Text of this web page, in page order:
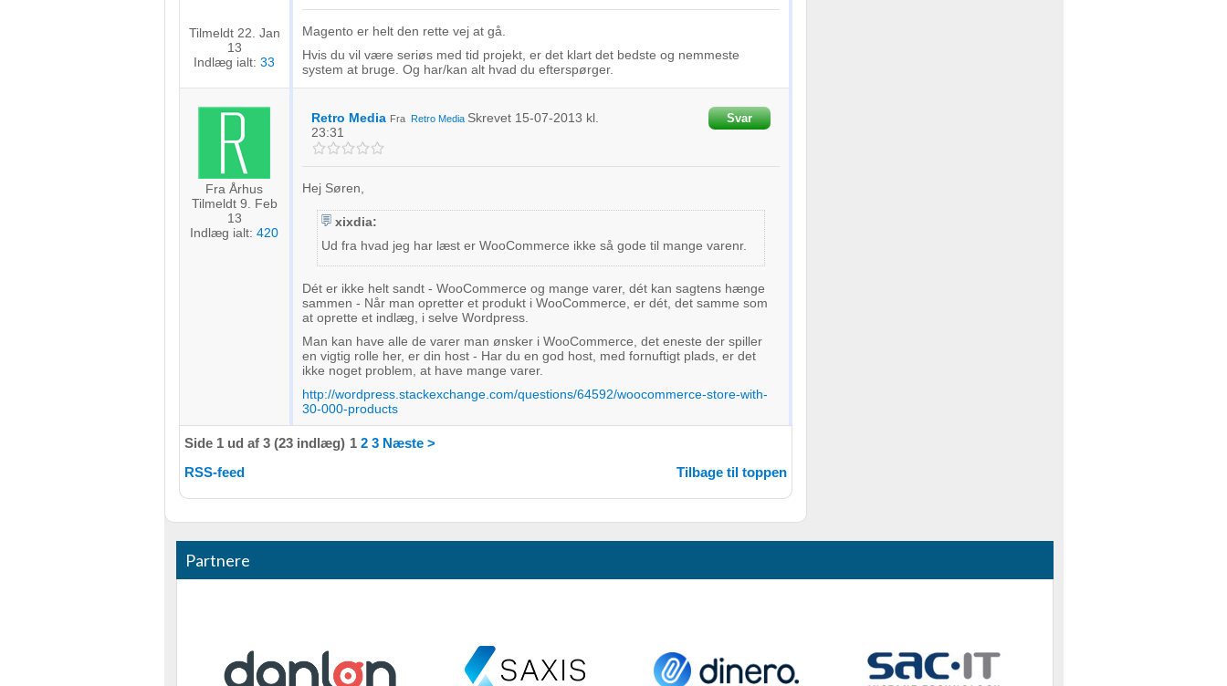
Tilmeldt 22. Jan
13
Indlæg ialt: 33
Magento er helt den rette vej at gå.
Hvis du vil være seriøs med tid projekt, er det klart det bedste og nemmeste
system at bruge. Og har/kan alt hvad du efterspørger.
Fra Århus
Tilmeldt 9. Feb
13
Indlæg ialt: 420
Retro Media Fra Retro Media Skrevet 15-07-2013 kl.
23:31
Svar
Hej Søren,
xixdia:
Ud fra hvad jeg har læst er WooCommerce ikke så gode til mange varenr.
Dét er ikke helt sandt - WooCommerce og mange varer, dét kan sagtens hænge
sammen - Når man opretter et produkt i WooCommerce, er dét, det samme som
at oprette et indlæg, i selve Wordpress.
Man kan have alle de varer man ønsker i WooCommerce, det eneste der spiller
en vigtig rolle her, er din host - Har du en god host, med fornuftigt plads, er det
ikke noget problem, at have mange varer.
http://wordpress.stackexchange.com/questions/64592/woocommerce-store-with-
30-000-products
Side 1 ud af 3 (23 indlæg) 1 2 3 Næste >
RSS-feed
Tilbage til toppen
Partnere